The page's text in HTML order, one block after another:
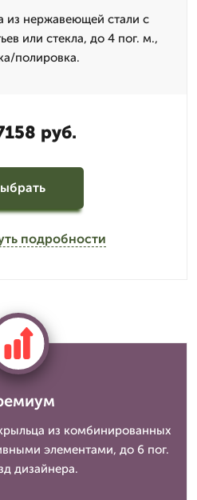
из нержавеющей стали с
или стекла, до 4 пог. м.,
полировка.
руб.
подробности
из комбинированных
элементами, до 6 пог.
дизайнера.